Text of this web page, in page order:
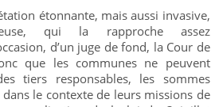
étonnante, mais aussi invasive,
qui la rapproche assez
d’un juge de fond, la Cour de
que les communes ne peuvent
tiers responsables, les sommes
dans le contexte de leurs missions de